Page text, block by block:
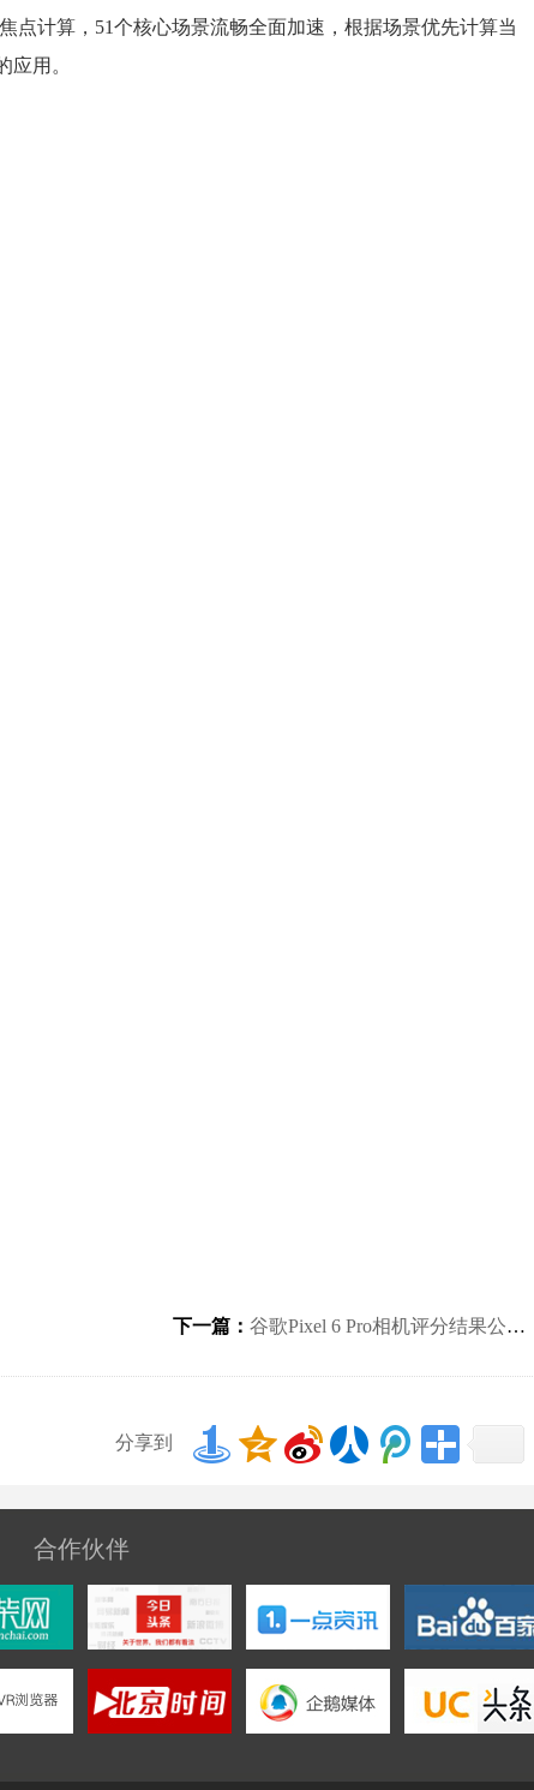
计算，51个核心场景流畅全面加速，根据场景优先计算当
应用。
下一篇： 谷歌Pixel 6 Pro相机评分结果公布 目前在榜单中排名第七
分享到
合作伙伴